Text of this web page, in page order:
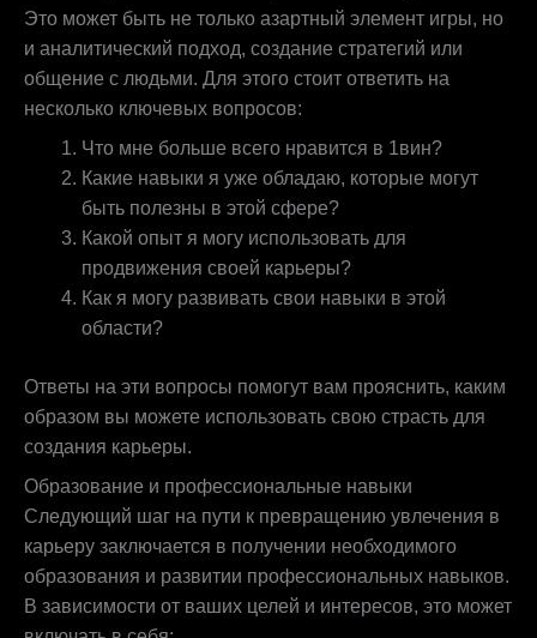
Это может быть не только азартный элемент игры, но
и аналитический подход, создание стратегий или
общение с людьми. Для этого стоит ответить на
несколько ключевых вопросов:
Что мне больше всего нравится в 1вин?
Какие навыки я уже обладаю, которые могут
быть полезны в этой сфере?
Какой опыт я могу использовать для
продвижения своей карьеры?
Как я могу развивать свои навыки в этой
области?
Ответы на эти вопросы помогут вам прояснить, каким
образом вы можете использовать свою страсть для
создания карьеры.
Образование и профессиональные навыки
Следующий шаг на пути к превращению увлечения в
карьеру заключается в получении необходимого
образования и развитии профессиональных навыков.
В зависимости от ваших целей и интересов, это может